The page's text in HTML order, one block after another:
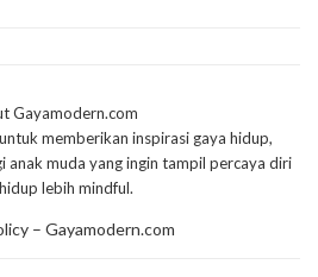
Gayamodern.com
memberikan inspirasi gaya hidup,
anak muda yang ingin tampil percaya diri
lebih mindful.
– Gayamodern.com